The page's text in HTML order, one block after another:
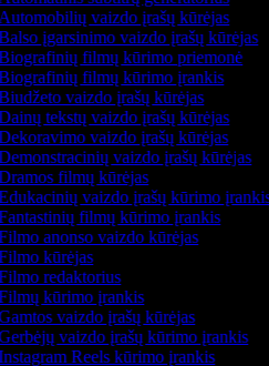
vaizdo įrašų kūrėjas
įgarsinimo vaizdo įrašų kūrėjas
filmų kūrimo priemonė
filmų kūrimo įrankis
vaizdo įrašų kūrėjas
tekstų vaizdo įrašų kūrėjas
vaizdo įrašų kūrėjas
vaizdo įrašų kūrėjas
filmų kūrėjas
vaizdo įrašų kūrimo įrankis
filmų kūrimo įrankis
anonso vaizdo kūrėjas
kūrėjas
redaktorius
kūrimo įrankis
vaizdo įrašų kūrėjas
vaizdo įrašų kūrimo įrankis
Reels kūrimo įrankis